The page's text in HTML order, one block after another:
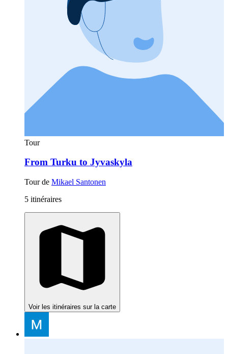
Tour
From Turku to Jyvaskyla
Tour de Mikael Santonen
5 itinéraires
Voir les itinéraires sur la carte